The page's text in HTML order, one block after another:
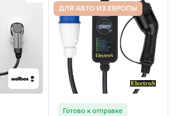
ДЛЯ АВТО ИЗ ЕВРОПЫ
Готово к отправке